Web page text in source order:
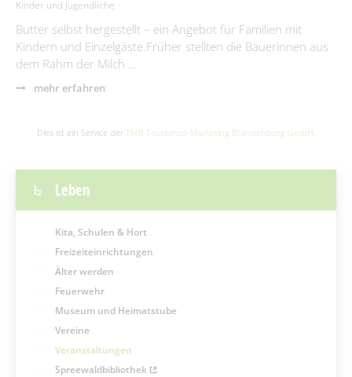
Kinder und Jugendliche
Butter selbst hergestellt – ein Angebot für Familien mit
Kindern und Einzelgäste.Früher stellten die Bäuerinnen aus
dem Rahm der Milch …
mehr erfahren
Dies ist ein Service der TMB Tourismus-Marketing Brandenburg GmbH.
Leben
Kita, Schulen & Hort
Freizeiteinrichtungen
Älter werden
Feuerwehr
Museum und Heimatstube
Vereine
Veranstaltungen
Spreewaldbibliothek